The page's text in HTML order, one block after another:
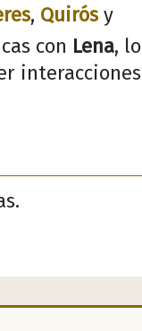
, Quirós y
con Lena, lo
interacciones